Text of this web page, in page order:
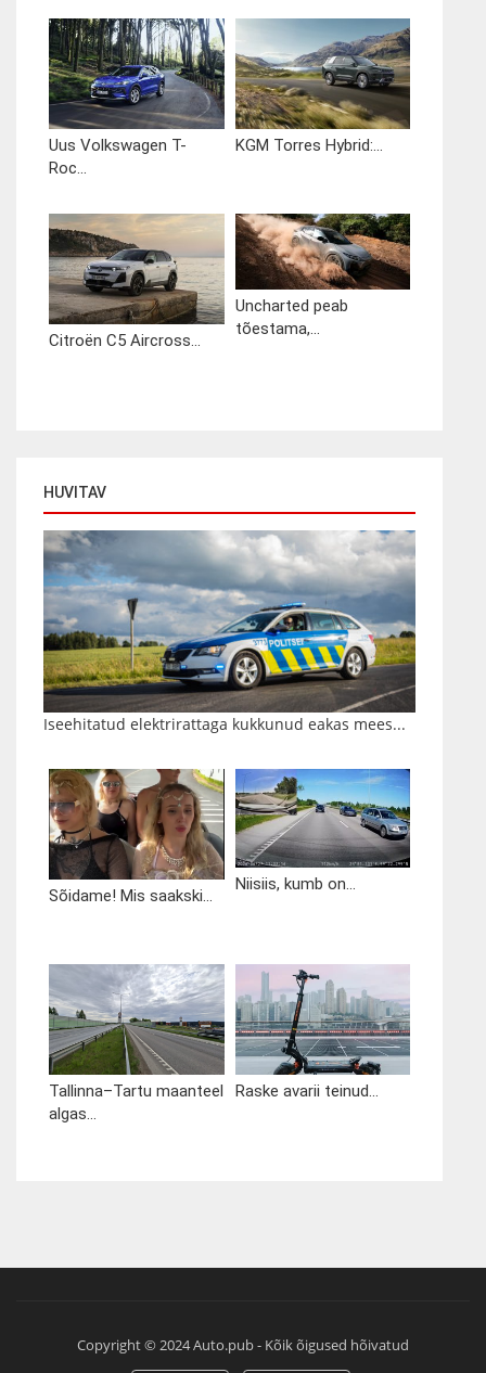
Uus Volkswagen T-
Roc...
KGM Torres Hybrid:...
Citroën C5 Aircross...
Uncharted peab
tõestama,...
HUVITAV
Iseehitatud elektrirattaga kukkunud eakas mees...
Sõidame! Mis saakski...
Niisiis, kumb on...
Tallinna–Tartu maanteel
algas...
Raske avarii teinud...
Copyright © 2024 Auto.pub - Kõik õigused hõivatud